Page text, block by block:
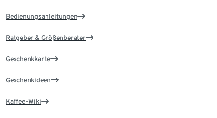
Bedienungsanleitungen
Ratgeber & Größenberater
Geschenkkarte
Geschenkideen
Kaffee-Wiki